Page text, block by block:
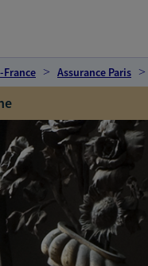
France Assurance Paris